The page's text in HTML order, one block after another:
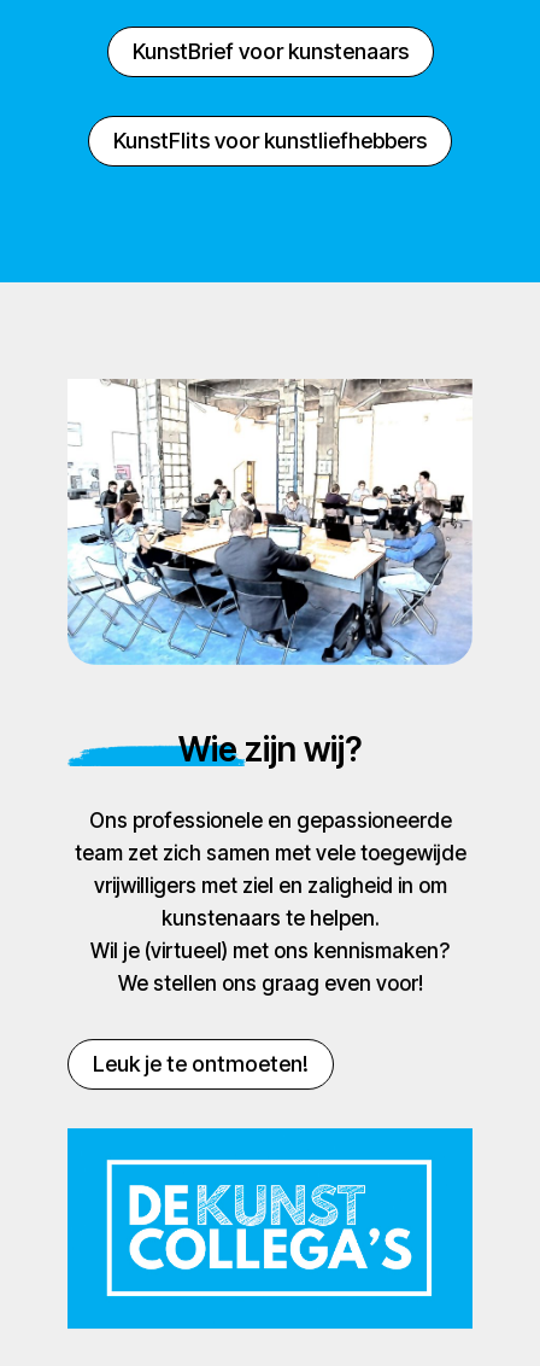
KunstBrief voor kunstenaars
KunstFlits voor kunstliefhebbers
Wie zijn wij?
Ons professionele en gepassioneerde
team zet zich samen met vele toegewijde
vrijwilligers met ziel en zaligheid in om
kunstenaars te helpen.
Wil je (virtueel) met ons kennismaken?
We stellen ons graag even voor!
Leuk je te ontmoeten!